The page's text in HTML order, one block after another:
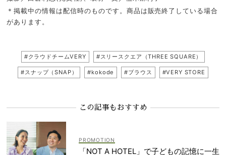
＊掲載中の情報は配信時のものです。商品は販売終了している場合
があります。
#クラウドチームVERY #スリースクエア（THREE SQUARE）
#スナップ（SNAP） #kokode #ブラウス #VERY STORE
この記事もおすすめ
「NOT A HOTEL」で子どもの記憶に一生